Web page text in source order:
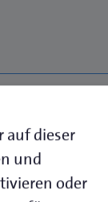
dich!
auf dieser
und
oder